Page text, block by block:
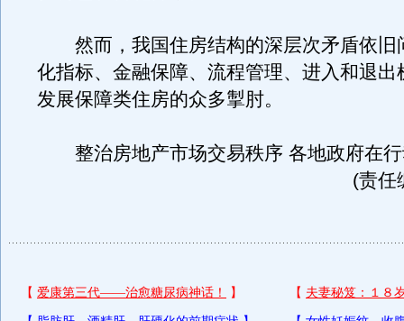
然而，我国住房结构的深层次矛盾依旧
化指标、金融保障、流程管理、进入和退出
发展保障类住房的众多掣肘。
整治房地产市场交易秩序 各地政府在
(责任